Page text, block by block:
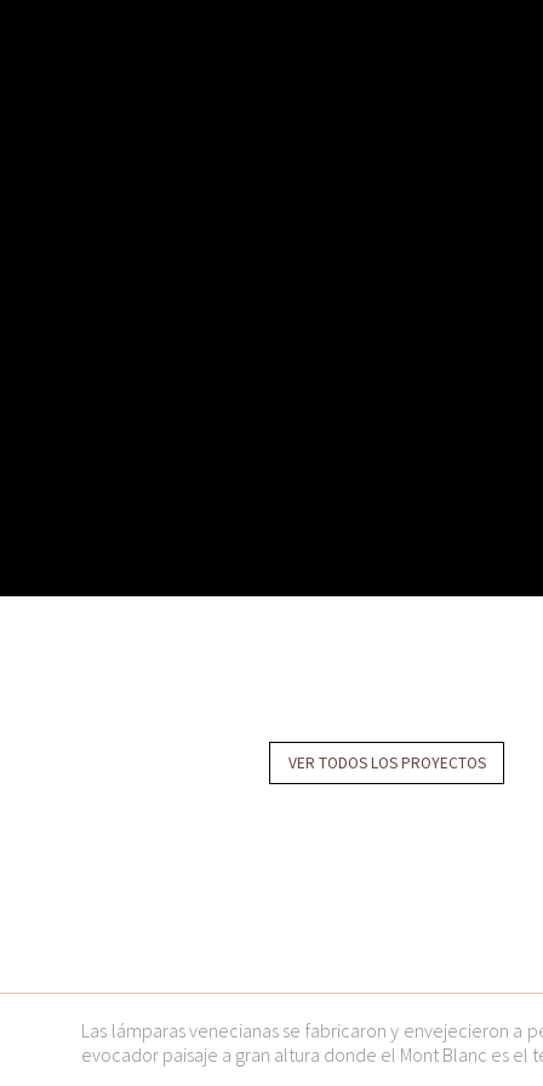
VER TODOS LOS PROYECTOS
Las lámparas venecianas se fabricaron y envejecieron a
evocador paisaje a gran altura donde el Mont Blanc es